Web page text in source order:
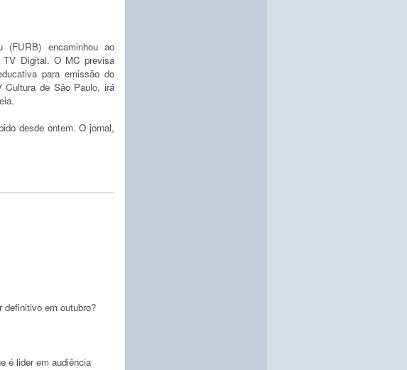
(FURB) encaminhou ao
TV Digital. O MC previsa
para emissão do
de São Paulo, irá
desde ontem. O jornal,
definitivo em outubro?
é lider em audiência